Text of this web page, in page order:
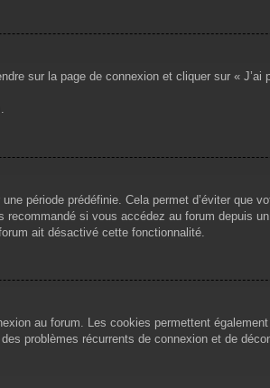
sur la page de connexion et cliquer sur «
période prédéfinie. Cela permet d’éviter que
si vous accédez au forum depuis
ait désactivé cette fonctionnalité.
au forum. Les cookies permettent
problèmes récurrents de connexion et de